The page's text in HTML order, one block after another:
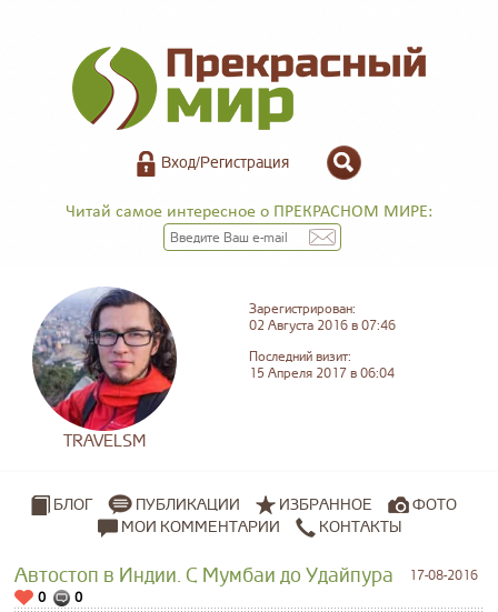
Вход/Регистрация
Читай самое интересное о ПРЕКРАСНОМ МИРЕ:
TRAVELSM
Зарегистрирован:
02 Августа 2016 в 07:46
Последний визит:
15 Апреля 2017 в 06:04
БЛОГ ПУБЛИКАЦИИ ИЗБРАННОЕ
ФОТО
МОИ КОММЕНТАРИИ
КОНТАКТЫ
Автостоп в Индии. С Мумбаи до Удайпура
17-08-2016
0
0